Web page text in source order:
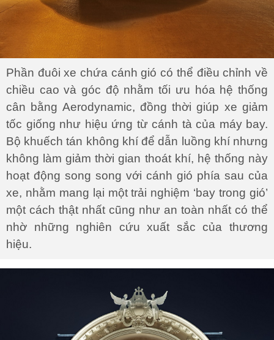
Phần đuôi xe chứa cánh gió có thể điều chỉnh về
chiều cao và góc độ nhằm tối ưu hóa hệ thống
cân bằng Aerodynamic, đồng thời giúp xe giảm
tốc giống như hiệu ứng từ cánh tà của máy bay.
Bộ khuếch tán không khí để dẫn luồng khí nhưng
không làm giảm thời gian thoát khí, hệ thống này
hoạt động song song với cánh gió phía sau của
xe, nhằm mang lại một trải nghiệm ‘bay trong gió’
một cách thật nhất cũng như an toàn nhất có thể
nhờ những nghiên cứu xuất sắc của thương
hiệu.